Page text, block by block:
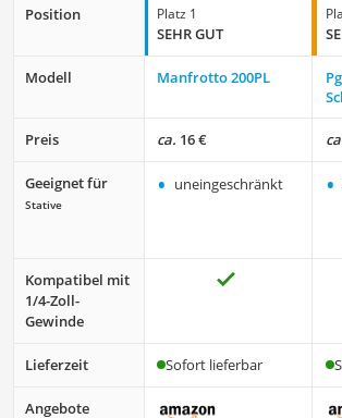
Position Platz 1
SEHR GUT
Modell Manfrotto 200PL
Preis ca. 16 €
Geeignet für
Stative
• uneingeschränkt •
Kompatibel mit
1/4-Zoll-
Gewinde
Lieferzeit Sofort lieferbar
Angebote